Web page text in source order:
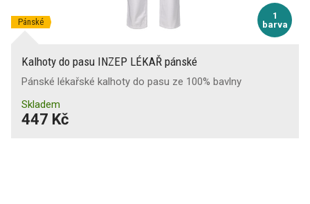
1
barva
Pánské
Kalhoty do pasu INZEP LÉKAŘ pánské
Pánské lékařské kalhoty do pasu ze 100% bavlny
Skladem
447 Kč